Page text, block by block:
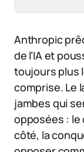
Anthropic
de l’IA et
toujours plus
comprise. Le
jambes qui
opposées : le
côté, la